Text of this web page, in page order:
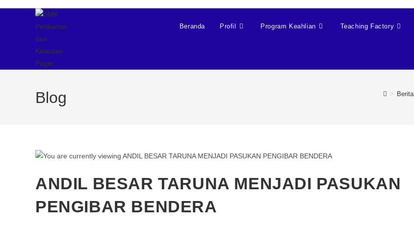
Beranda Profil Program Keahlian Teaching Factory
Blog > Berita
ANDIL BESAR TARUNA MENJADI PASUKAN
PENGIBAR BENDERA